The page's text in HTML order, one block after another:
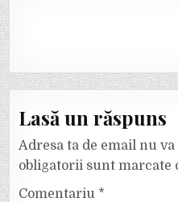
Lasă un răspuns
Adresa ta de email nu
obligatorii sunt marcate
Comentariu *